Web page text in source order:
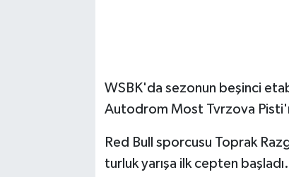
WSBK'da sezonun beşinci
Autodrom Most Tvrzova
Red Bull sporcusu Toprak
turluk yarışa ilk cepten